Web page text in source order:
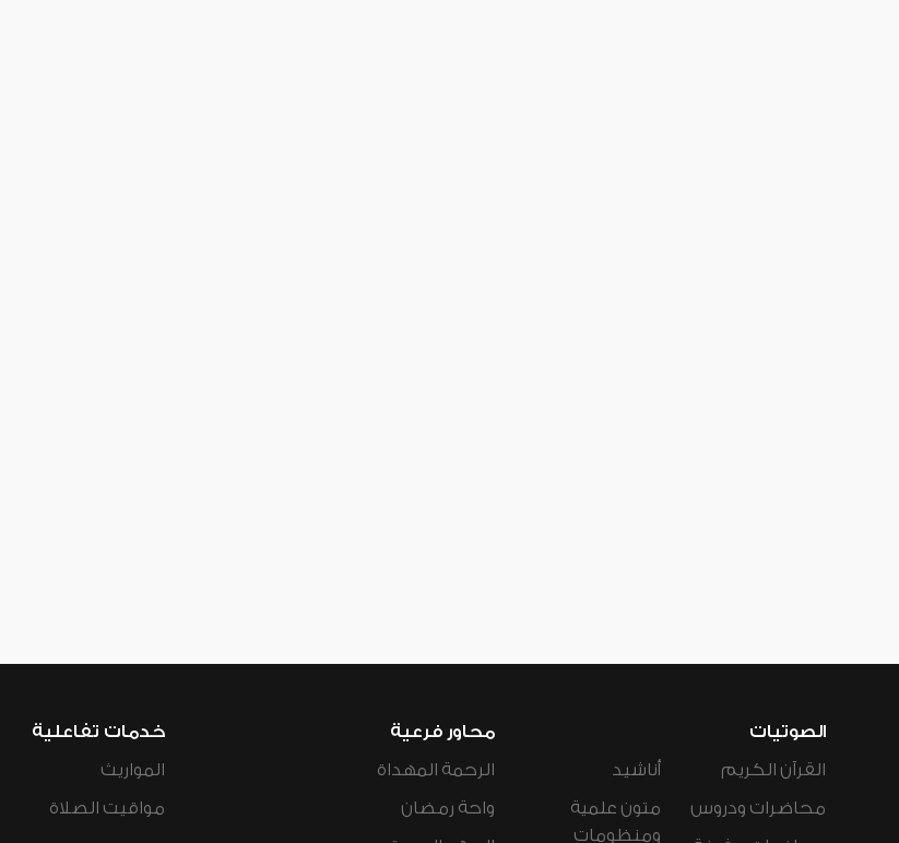
الصوتيات
القرآن الكريم
محاضرات ودروس
أناشيد
متون علمية
ومنظومات
محاور فرعية
الرحمة المهداة
واحة رمضان
خدمات تفاعلية
المواريث
مواقيت الصلاة